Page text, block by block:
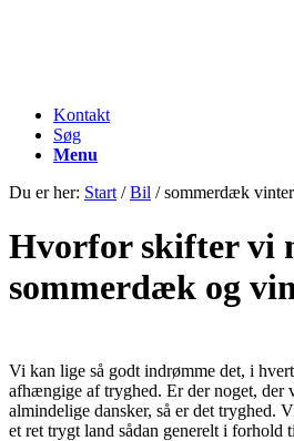
Kontakt
Søg
Menu
Du er her: Start / Bil / sommerdæk
Hvorfor skifter vi
sommerdæk og
Vi kan lige så godt indrømme det, i
afhængige af tryghed. Er der noget, der
almindelige dansker, så er det tryghed.
et ret trygt land sådan generelt i forhold